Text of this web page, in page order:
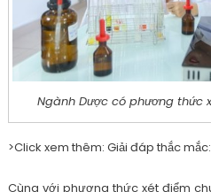
Ngành Dược có phương thức
>Click xem thêm: Giải đáp thắc mắc:
Cùng với phương thức xét điểm